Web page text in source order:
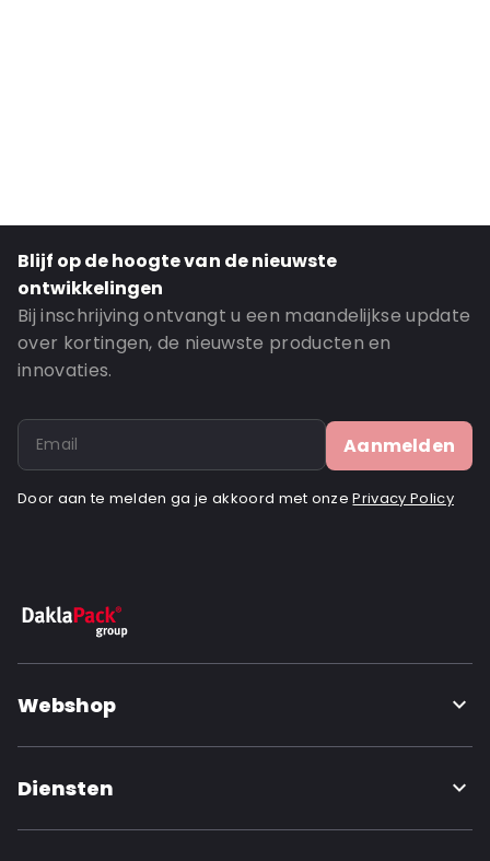
Header: 30
Bottom Gusset: 45
Order ID: 394
Blijf op de hoogte van de nieuwste
ontwikkelingen
Bij inschrijving ontvangt u een maandelijkse update
over kortingen, de nieuwste producten en
innovaties.
Aanmelden
Door aan te melden ga je akkoord met onzePrivacy Policy
Webshop
Diensten